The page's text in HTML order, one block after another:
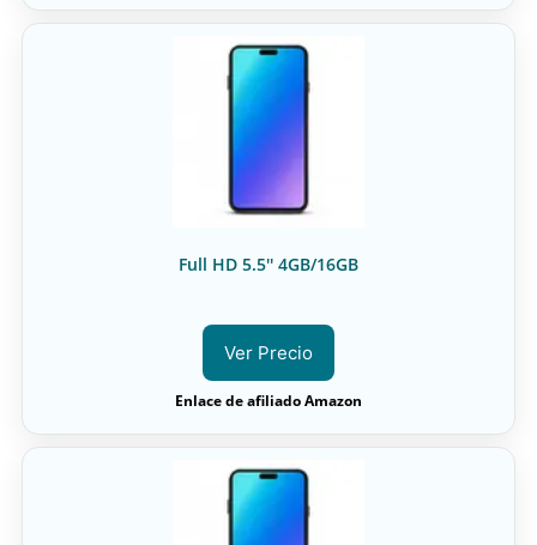
Full HD 5.5'' 4GB/16GB
Ver Precio
Enlace de afiliado Amazon